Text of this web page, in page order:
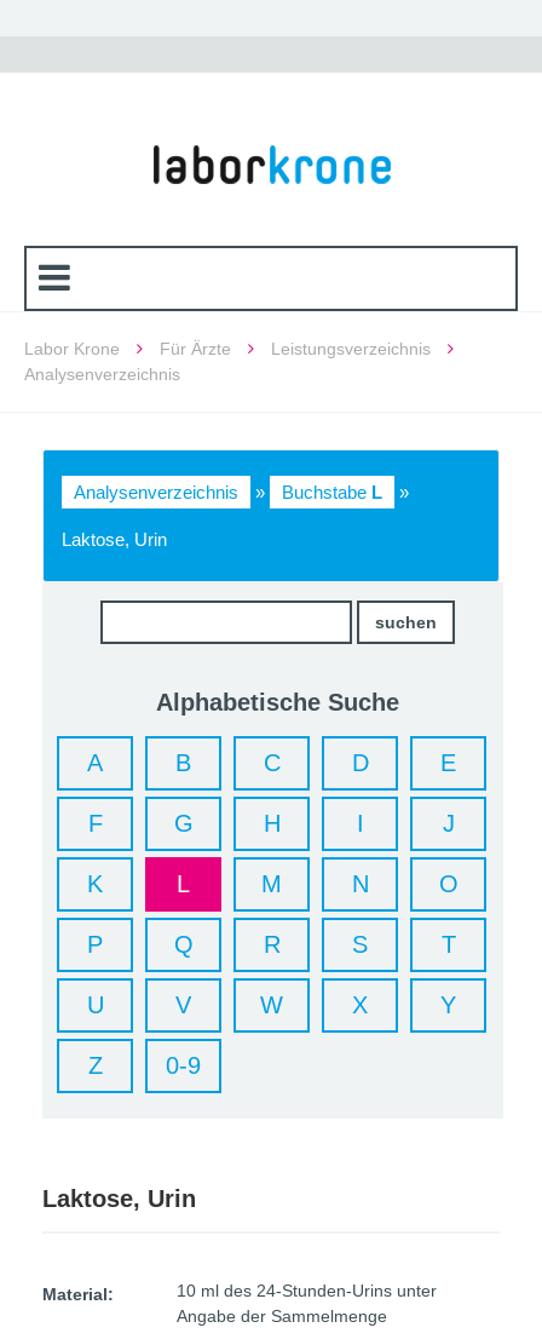
Labor Krone Für Ärzte
Leistungsverzeichnis
Analysenverzeichnis
Analysenverzeichnis » Buchstabe L »
Laktose, Urin
Alphabetische Suche
A B C D E
F G H I J
K L M N O
P Q R S T
U V W X Y
Z 0-9
Laktose, Urin
Material:
10 ml des 24-Stunden-Urins unter
Angabe der Sammelmenge